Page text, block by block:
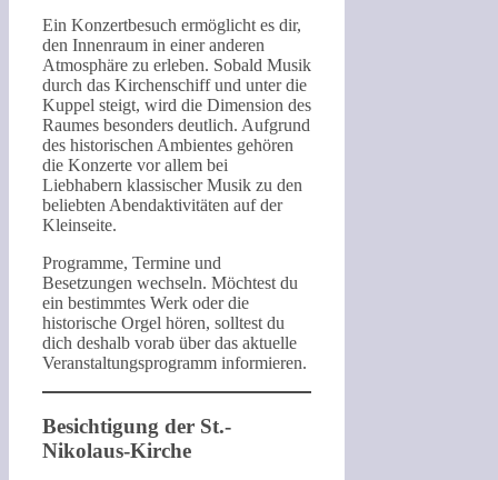
Ein Konzertbesuch ermöglicht es dir,
den Innenraum in einer anderen
Atmosphäre zu erleben. Sobald Musik
durch das Kirchenschiff und unter die
Kuppel steigt, wird die Dimension des
Raumes besonders deutlich. Aufgrund
des historischen Ambientes gehören
die Konzerte vor allem bei
Liebhabern klassischer Musik zu den
beliebten Abendaktivitäten auf der
Kleinseite.
Programme, Termine und
Besetzungen wechseln. Möchtest du
ein bestimmtes Werk oder die
historische Orgel hören, solltest du
dich deshalb vorab über das aktuelle
Veranstaltungsprogramm informieren.
Besichtigung der St.-
Nikolaus-Kirche